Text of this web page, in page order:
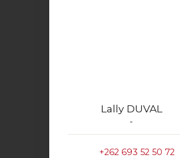
Lally DUVAL
-
+262 693 52 50 72